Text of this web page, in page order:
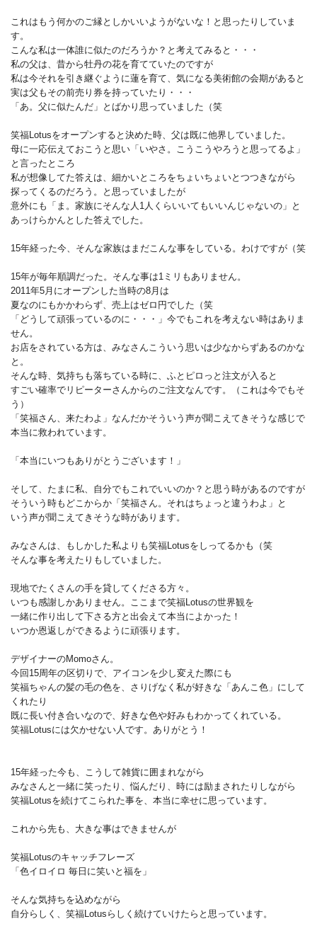
これはもう何かのご縁としかいいようがないな！と思ったりしていま
す。
こんな私は一体誰に似たのだろうか？と考えてみると・・・
私の父は、昔から牡丹の花を育てていたのですが
私は今それを引き継ぐように蓮を育て、気になる美術館の会期があると
実は父もその前売り券を持っていたり・・・
「あ。父に似たんだ」とばかり思っていました（笑
笑福Lotusをオープンすると決めた時、父は既に他界していました。
母に一応伝えておこうと思い「いやさ。こうこうやろうと思ってるよ」
と言ったところ
私が想像してた答えは、細かいところをちょいちょいとつつきながら
探ってくるのだろう。と思っていましたが
意外にも「ま。家族にそんな人1人くらいいてもいいんじゃないの」と
あっけらかんとした答えでした。
15年経った今、そんな家族はまだこんな事をしている。わけですが（笑
15年が毎年順調だった。そんな事は1ミリもありません。
2011年5月にオープンした当時の8月は
夏なのにもかかわらず、売上はゼロ円でした（笑
「どうして頑張っているのに・・・」今でもこれを考えない時はありま
せん。
お店をされている方は、みなさんこういう思いは少なからずあるのかな
と。
そんな時、気持ちも落ちている時に、ふとピロっと注文が入ると
すごい確率でリピーターさんからのご注文なんです。（これは今でもそ
う）
「笑福さん、来たわよ」なんだかそういう声が聞こえてきそうな感じで
本当に救われています。
「本当にいつもありがとうございます！」
そして、たまに私、自分でもこれでいいのか？と思う時があるのですが
そういう時もどこからか「笑福さん。それはちょっと違うわよ」と
いう声が聞こえてきそうな時があります。
みなさんは、もしかした私よりも笑福Lotusをしってるかも（笑
そんな事を考えたりもしていました。
現地でたくさんの手を貸してくださる方々。
いつも感謝しかありません。ここまで笑福Lotusの世界観を
一緒に作り出して下さる方と出会えて本当によかった！
いつか恩返しができるように頑張ります。
デザイナーのMomoさん。
今回15周年の区切りで、アイコンを少し変えた際にも
笑福ちゃんの髪の毛の色を、さりげなく私が好きな「あんこ色」にして
くれたり
既に長い付き合いなので、好きな色や好みもわかってくれている。
笑福Lotusには欠かせない人です。ありがとう！
15年経った今も、こうして雑貨に囲まれながら
みなさんと一緒に笑ったり、悩んだり、時には励まされたりしながら
笑福Lotusを続けてこられた事を、本当に幸せに思っています。
これから先も、大きな事はできませんが
笑福Lotusのキャッチフレーズ
「色イロイロ 毎日に笑いと福を」
そんな気持ちを込めながら
自分らしく、笑福Lotusらしく続けていけたらと思っています。